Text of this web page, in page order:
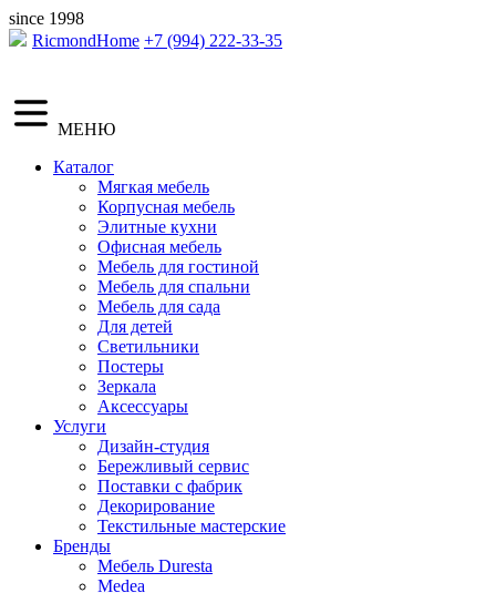
since 1998
RicmondHome +7 (994) 222-33-35
МЕНЮ
Каталог
Мягкая мебель
Корпусная мебель
Элитные кухни
Офисная мебель
Мебель для гостиной
Мебель для спальни
Мебель для сада
Для детей
Светильники
Постеры
Зеркала
Аксессуары
Услуги
Дизайн-студия
Бережливый сервис
Поставки с фабрик
Декорирование
Текстильные мастерские
Бренды
Мебель Duresta
Medea